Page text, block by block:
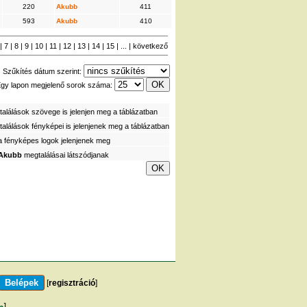
220 Akubb
411
593
Akubb 410
| 7 | 8 | 9 | 10 | 11 | 12 | 13 | 14 | 15 | ... | következő
Szűkítés dátum szerint:
lapon megjelenő sorok száma:
szövege is jelenjen meg a táblázatban
fényképei is jelenjenek meg a táblázatban
fényképes logok jelenjenek meg
megtalálásai látszódjanak
[regisztráció]